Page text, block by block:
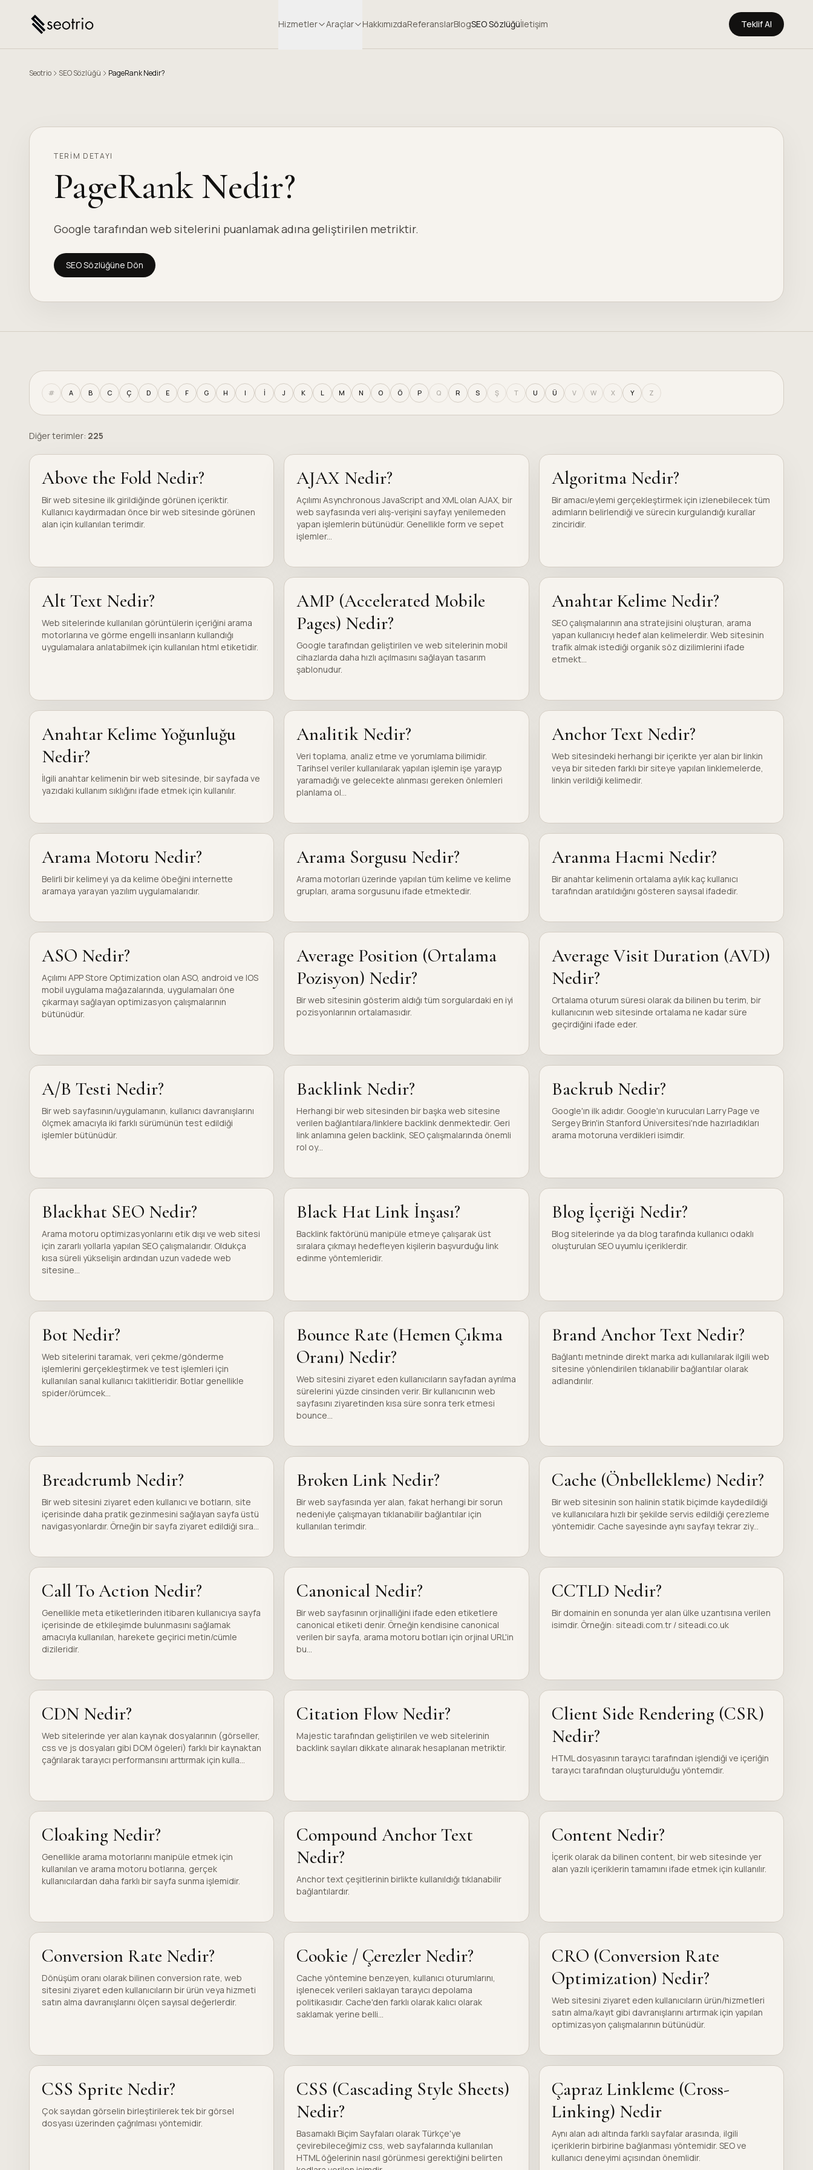
Hizmetler Araçlar HakkımızdaReferanslarBlogSEO Sözlüğüİletişim Teklif Al
Seotrio SEO Sözlüğü PageRank Nedir?
TERIM DETAYI
PageRank Nedir?
Google tarafından web sitelerini puanlamak adına geliştirilen metriktir.
SEO Sözlüğüne Dön
# A B C Ç D E F G H I İ J K L M N O Ö P Q R S Ş T U Ü V W X Y Z
Diğer terimler: 225
Above the Fold Nedir?
Bir web sitesine ilk girildiğinde görünen içeriktir.
Kullanıcı kaydırmadan önce bir web sitesinde görünen
alan için kullanılan terimdir.
AJAX Nedir?
Açılımı Asynchronous JavaScript and XML olan AJAX, bir
web sayfasında veri alış-verişini sayfayı yenilemeden
yapan işlemlerin bütünüdür. Genellikle form ve sepet
işlemler...
Algoritma Nedir?
Bir amacı/eylemi gerçekleştirmek için izlenebilecek tüm
adımların belirlendiği ve sürecin kurgulandığı kurallar
zinciridir.
Alt Text Nedir?
Web sitelerinde kullanılan görüntülerin içeriğini arama
motorlarına ve görme engelli insanların kullandığı
uygulamalara anlatabilmek için kullanılan html etiketidir.
AMP (Accelerated Mobile
Pages) Nedir?
Google tarafından geliştirilen ve web sitelerinin mobil
cihazlarda daha hızlı açılmasını sağlayan tasarım
şablonudur.
Anahtar Kelime Nedir?
SEO çalışmalarının ana stratejisini oluşturan, arama
yapan kullanıcıyı hedef alan kelimelerdir. Web sitesinin
trafik almak istediği organik söz dizilimlerini ifade
etmekt...
Anahtar Kelime Yoğunluğu
Nedir?
İlgili anahtar kelimenin bir web sitesinde, bir sayfada ve
yazıdaki kullanım sıklığını ifade etmek için kullanılır.
Analitik Nedir?
Veri toplama, analiz etme ve yorumlama bilimidir.
Tarihsel veriler kullanılarak yapılan işlemin işe yarayıp
yaramadığı ve gelecekte alınması gereken önlemleri
planlama ol...
Anchor Text Nedir?
Web sitesindeki herhangi bir içerikte yer alan bir linkin
veya bir siteden farklı bir siteye yapılan linklemelerde,
linkin verildiği kelimedir.
Arama Motoru Nedir?
Belirli bir kelimeyi ya da kelime öbeğini internette
aramaya yarayan yazılım uygulamalarıdır.
Arama Sorgusu Nedir?
Arama motorları üzerinde yapılan tüm kelime ve kelime
grupları, arama sorgusunu ifade etmektedir.
Aranma Hacmi Nedir?
Bir anahtar kelimenin ortalama aylık kaç kullanıcı
tarafından aratıldığını gösteren sayısal ifadedir.
ASO Nedir?
Açılımı APP Store Optimization olan ASO, android ve IOS
mobil uygulama mağazalarında, uygulamaları öne
çıkarmayı sağlayan optimizasyon çalışmalarının
bütünüdür.
Average Position (Ortalama
Pozisyon) Nedir?
Bir web sitesinin gösterim aldığı tüm sorgulardaki en iyi
pozisyonlarının ortalamasıdır.
Average Visit Duration (AVD)
Nedir?
Ortalama oturum süresi olarak da bilinen bu terim, bir
kullanıcının web sitesinde ortalama ne kadar süre
geçirdiğini ifade eder.
A/B Testi Nedir?
Bir web sayfasının/uygulamanın, kullanıcı davranışlarını
ölçmek amacıyla iki farklı sürümünün test edildiği
işlemler bütünüdür.
Backlink Nedir?
Herhangi bir web sitesinden bir başka web sitesine
verilen bağlantılara/linklere backlink denmektedir. Geri
link anlamına gelen backlink, SEO çalışmalarında önemli
rol oy...
Backrub Nedir?
Google'ın ilk adıdır. Google'ın kurucuları Larry Page ve
Sergey Brin'in Stanford Üniversitesi'nde hazırladıkları
arama motoruna verdikleri isimdir.
Blackhat SEO Nedir?
Arama motoru optimizasyonlarını etik dışı ve web sitesi
için zararlı yollarla yapılan SEO çalışmalarıdır. Oldukça
kısa süreli yükselişin ardından uzun vadede web
sitesine...
Black Hat Link İnşası?
Backlink faktörünü manipüle etmeye çalışarak üst
sıralara çıkmayı hedefleyen kişilerin başvurduğu link
edinme yöntemleridir.
Blog İçeriği Nedir?
Blog sitelerinde ya da blog tarafında kullanıcı odaklı
oluşturulan SEO uyumlu içeriklerdir.
Bot Nedir?
Web sitelerini taramak, veri çekme/gönderme
işlemlerini gerçekleştirmek ve test işlemleri için
kullanılan sanal kullanıcı taklitleridir. Botlar genellikle
spider/örümcek...
Bounce Rate (Hemen Çıkma
Oranı) Nedir?
Web sitesini ziyaret eden kullanıcıların sayfadan ayrılma
sürelerini yüzde cinsinden verir. Bir kullanıcının web
sayfasını ziyaretinden kısa süre sonra terk etmesi
bounce...
Brand Anchor Text Nedir?
Bağlantı metninde direkt marka adı kullanılarak ilgili web
sitesine yönlendirilen tıklanabilir bağlantılar olarak
adlandırılır.
Breadcrumb Nedir?
Bir web sitesini ziyaret eden kullanıcı ve botların, site
içerisinde daha pratik gezinmesini sağlayan sayfa üstü
navigasyonlardır. Örneğin bir sayfa ziyaret edildiği sıra...
Broken Link Nedir?
Bir web sayfasında yer alan, fakat herhangi bir sorun
nedeniyle çalışmayan tıklanabilir bağlantılar için
kullanılan terimdir.
Cache (Önbellekleme) Nedir?
Bir web sitesinin son halinin statik biçimde kaydedildiği
ve kullanıcılara hızlı bir şekilde servis edildiği çerezleme
yöntemidir. Cache sayesinde aynı sayfayı tekrar ziy...
Call To Action Nedir?
Genellikle meta etiketlerinden itibaren kullanıcıya sayfa
içerisinde de etkileşimde bulunmasını sağlamak
amacıyla kullanılan, harekete geçirici metin/cümle
dizileridir.
Canonical Nedir?
Bir web sayfasının orjinalliğini ifade eden etiketlere
canonical etiketi denir. Örneğin kendisine canonical
verilen bir sayfa, arama motoru botları için orjinal URL'in
bu...
CCTLD Nedir?
Bir domainin en sonunda yer alan ülke uzantısına verilen
isimdir. Örneğin: siteadi.com.tr / siteadi.co.uk
CDN Nedir?
Web sitelerinde yer alan kaynak dosyalarının (görseller,
css ve js dosyaları gibi DOM ögeleri) farklı bir kaynaktan
çağrılarak tarayıcı performansını arttırmak için kulla...
Citation Flow Nedir?
Majestic tarafından geliştirilen ve web sitelerinin
backlink sayıları dikkate alınarak hesaplanan metriktir.
Client Side Rendering (CSR)
Nedir?
HTML dosyasının tarayıcı tarafından işlendiği ve içeriğin
tarayıcı tarafından oluşturulduğu yöntemdir.
Cloaking Nedir?
Genellikle arama motorlarını manipüle etmek için
kullanılan ve arama motoru botlarına, gerçek
kullanıcılardan daha farklı bir sayfa sunma işlemidir.
Compound Anchor Text
Nedir?
Anchor text çeşitlerinin birlikte kullanıldığı tıklanabilir
bağlantılardır.
Content Nedir?
İçerik olarak da bilinen content, bir web sitesinde yer
alan yazılı içeriklerin tamamını ifade etmek için kullanılır.
Conversion Rate Nedir?
Dönüşüm oranı olarak bilinen conversion rate, web
sitesini ziyaret eden kullanıcıların bir ürün veya hizmeti
satın alma davranışlarını ölçen sayısal değerlerdir.
Cookie / Çerezler Nedir?
Cache yöntemine benzeyen, kullanıcı oturumlarını,
işlenecek verileri saklayan tarayıcı depolama
politikasıdır. Cache'den farklı olarak kalıcı olarak
saklamak yerine belli...
CRO (Conversion Rate
Optimization) Nedir?
Web sitesini ziyaret eden kullanıcıların ürün/hizmetleri
satın alma/kayıt gibi davranışlarını artırmak için yapılan
optimizasyon çalışmalarının bütünüdür.
CSS Sprite Nedir?
Çok sayıdan görselin birleştirilerek tek bir görsel
dosyası üzerinden çağrılması yöntemidir.
CSS (Cascading Style Sheets)
Nedir?
Basamaklı Biçim Sayfaları olarak Türkçe'ye
çevirebileceğimiz css, web sayfalarında kullanılan
HTML öğelerinin nasıl görünmesi gerektiğini belirten
Çapraz Linkleme (Cross-
Linking) Nedir
Aynı alan adı altında farklı sayfalar arasında, ilgili
içeriklerin birbirine bağlanması yöntemidir. SEO ve
kullanıcı deneyimi açısından önemlidir.